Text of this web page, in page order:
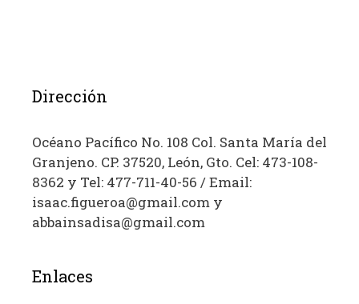
Dirección
Océano Pacífico No. 108 Col. Santa María del
Granjeno. CP. 37520, León, Gto. Cel: 473-108-
8362 y Tel: 477-711-40-56 / Email:
isaac.figueroa@gmail.com y
abbainsadisa@gmail.com
Enlaces